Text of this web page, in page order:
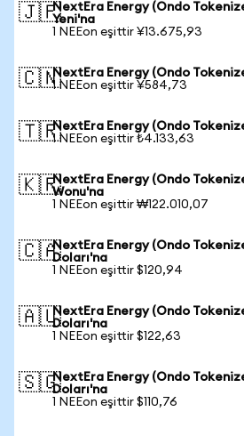
🇯🇵NextEra Energy (Ondo
Yeni'na
1 NEEon eşittir ¥13.675,93
🇨🇳NextEra Energy (Ondo
1 NEEon eşittir ¥584,73
🇹🇷NextEra Energy (Ondo
1 NEEon eşittir ₺4.133,63
🇰🇷NextEra Energy (Ondo
Wonu'na
1 NEEon eşittir ₩122.010,07
🇨🇦NextEra Energy (Ondo
Doları'na
1 NEEon eşittir $120,94
🇦🇺NextEra Energy (Ondo
Doları'na
1 NEEon eşittir $122,63
🇸🇬NextEra Energy (Ondo
Doları'na
1 NEEon eşittir $110,76